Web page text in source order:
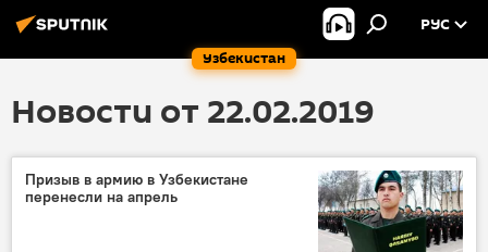
Узбекистан
РУС
Новости от 22.02.2019
Призыв в армию в Узбекистане
перенесли на апрель